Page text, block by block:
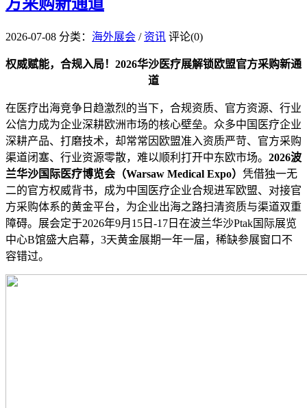
2026-07-08 分类： 海外展会 / 资讯 评论(0)
权威赋能，合规入局！2026华沙医疗展解锁欧盟官方采购新通
道
在医疗出海竞争日趋激烈的当下，合规资质、官方资源、行业
公信力成为企业深耕欧洲市场的核心壁垒。众多中国医疗企业
深耕产品、打磨技术，却常常因欧盟准入资质严苛、官方采购
渠道闭塞、行业资源零散，难以顺利打开中东欧市场。 2026波
兰华沙国际医疗博览会（Warsaw Medical Expo） 凭借独一无
二的官方权威背书，成为中国医疗企业合规进军欧盟、对接官
方采购体系的黄金平台，为企业出海之路扫清资质与渠道双重
障碍。展会定于2026年9月15日-17日在波兰华沙Ptak国际展览
中心B馆盛大启幕，3天黄金展期一年一届，稀缺参展窗口不
容错过。